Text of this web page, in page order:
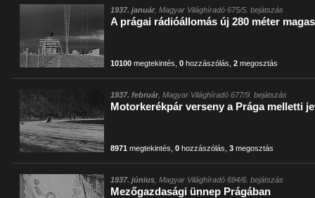
1937. január, Magyar Világhíradó 675/5. bejátszás
A prágai rádióállomás új 280 méter
10100 megtekintés ,0 hozzászólás ,2 megosztás
1937. február, Magyar Világhíradó 677/9. bejátszás
Motorkerékpár verseny a Prága melletti
8971 megtekintés ,0 hozzászólás ,3 megosztás
1937. június , Magyar Világhíradó 694/6. bejátszás
Mezőgazdasági ünnep Prágában